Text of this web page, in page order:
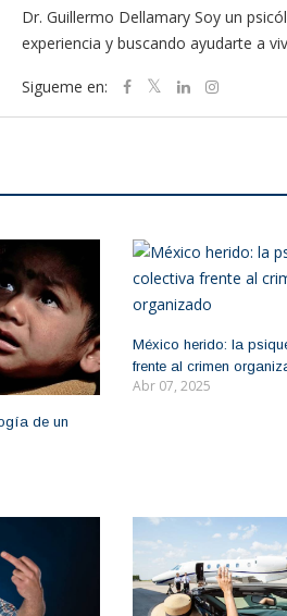
Dr. Guillermo Dellamary Soy un
experiencia y buscando ayudarte a
Sigueme en:
de un
México herido: la
frente al crimen
Abr 07, 2025